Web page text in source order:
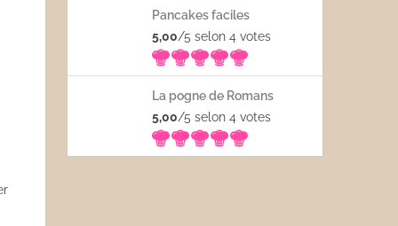
Pancakes faciles
5,00/5 selon 4 votes
La pogne de Romans
5,00/5 selon 4 votes